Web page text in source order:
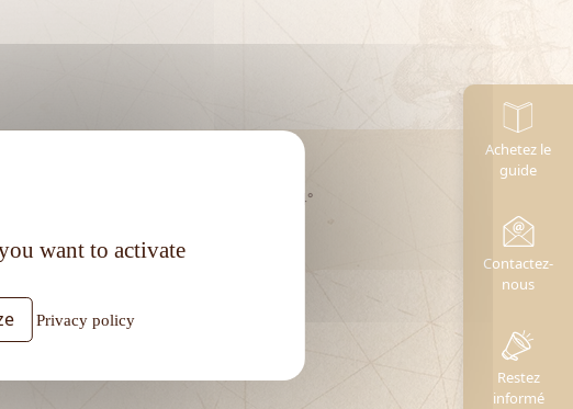
46,4°
Achetez le
guide
Contactez-
nous
Restez
informé
want to activate
Privacy policy